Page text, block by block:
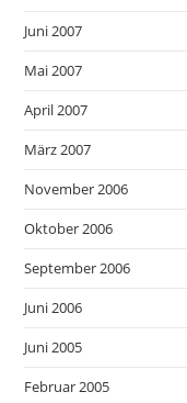
Juni 2007
Mai 2007
April 2007
März 2007
November 2006
Oktober 2006
September 2006
Juni 2006
Juni 2005
Februar 2005